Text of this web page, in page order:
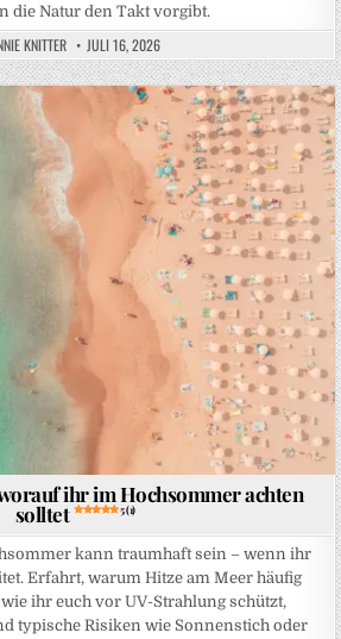
die Natur den Takt vorgibt.
KNITTER JULI 16, 2026
ihr im Hochsommer achten
solltet 5 (1)
kann traumhaft sein – wenn ihr
Erfahrt, warum Hitze am Meer häufig
ihr euch vor UV-Strahlung schützt,
typische Risiken wie Sonnenstich oder